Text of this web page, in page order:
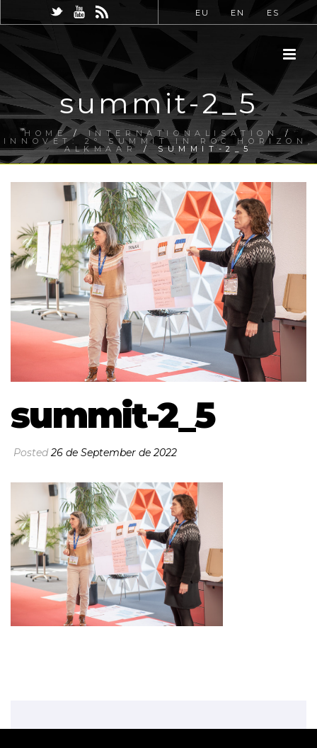
EU EN ES
summit-2_5
HOME/ INTERNATIONALISATION /
INNOVET: 2º SUMMIT IN ROC HORIZON,
ALKMAAR / SUMMIT-2_5
summit-2_5
Posted26 de September de 2022